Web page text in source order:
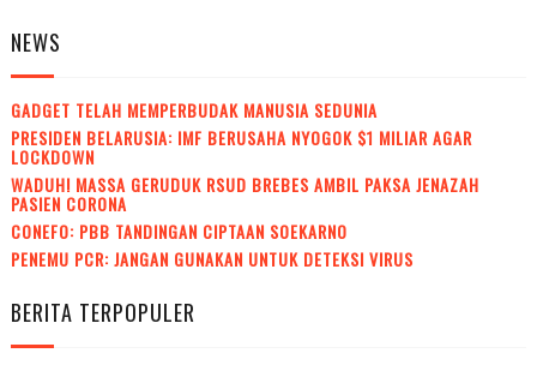
NEWS
GADGET TELAH MEMPERBUDAK MANUSIA SEDUNIA
PRESIDEN BELARUSIA: IMF BERUSAHA NYOGOK $1 MILIAR AGAR
LOCKDOWN
WADUH! MASSA GERUDUK RSUD BREBES AMBIL PAKSA JENAZAH
PASIEN CORONA
CONEFO: PBB TANDINGAN CIPTAAN SOEKARNO
PENEMU PCR: JANGAN GUNAKAN UNTUK DETEKSI VIRUS
BERITA TERPOPULER